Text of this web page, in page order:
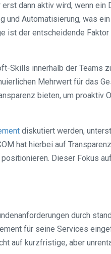
dann aktiv wird, wenn
Automatisierung, was
der entscheidende
Skills innerhalb der Teams
Mehrwert für das
bieten, um proaktiv
diskutiert werden,
hat hierbei auf
Dieser Fokus
durch
für seine Services
auf kurzfristige, aber